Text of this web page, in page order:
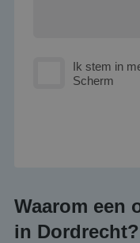
Ik stem in
Scherm
Waarom een
in Dordrecht?